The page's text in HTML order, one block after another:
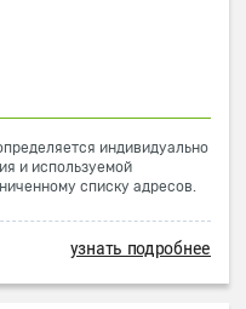
индивидуально
и используемой
списку адресов.
узнать подробнее